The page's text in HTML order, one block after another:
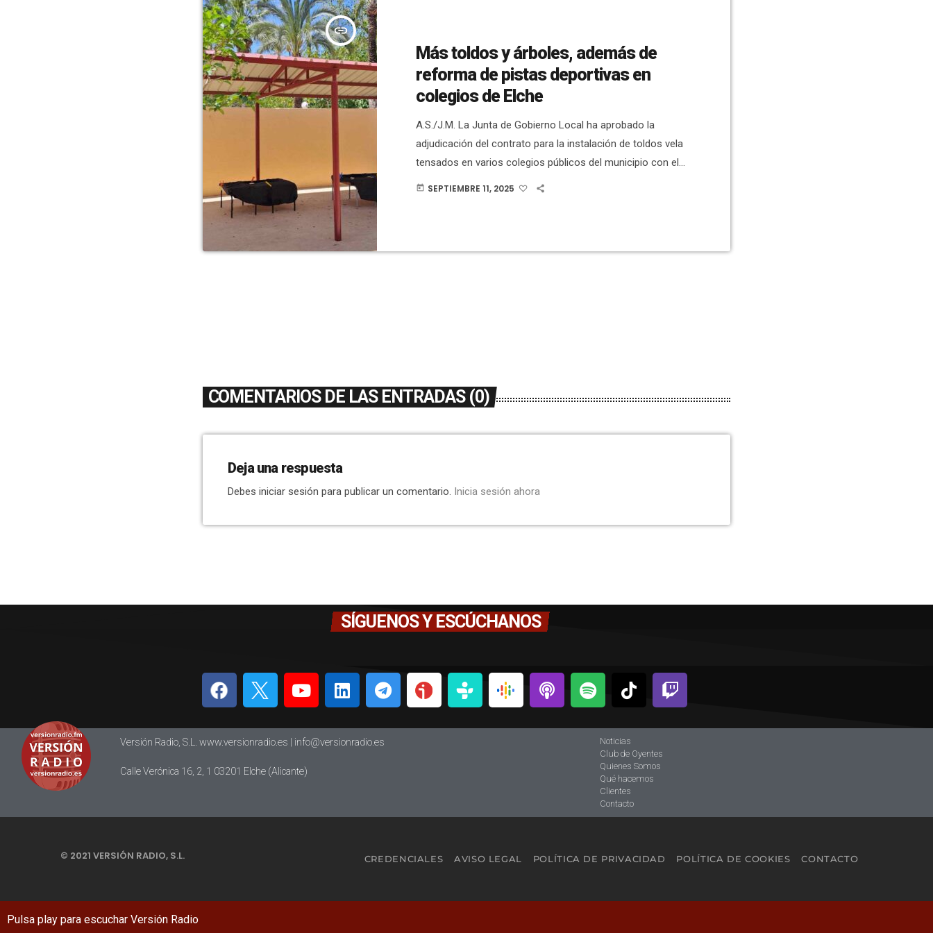
insert_link
Más toldos y árboles, además de
reforma de pistas deportivas en
colegios de Elche
A.S./J.M. La Junta de Gobierno Local ha aprobado la
adjudicación del contrato para la instalación de toldos vela
tensados en varios colegios públicos del municipio con el
objetivo de mejorar las condiciones de sombra en los
Claudio Guilabert, ha explicado […]
today SEPTIEMBRE 11, 2025
COMENTARIOS DE LAS ENTRADAS (0)
Deja una respuesta
Debes iniciar sesión para publicar un comentario. Inicia sesión ahora
SÍGUENOS Y ESCÚCHANOS
Versión Radio, S.L. www.versionradio.es | info@versionradio.es
Calle Verónica 16, 2, 1 03201 Elche (Alicante)
Noticias
Club de Oyentes
Quienes Somos
Qué hacemos
Clientes
Contacto
© 2021 VERSIÓN RADIO, S.L. CREDENCIALES AVISO LEGAL POLÍTICA DE PRIVACIDAD POLÍTICA DE COOKIES CONTACTO